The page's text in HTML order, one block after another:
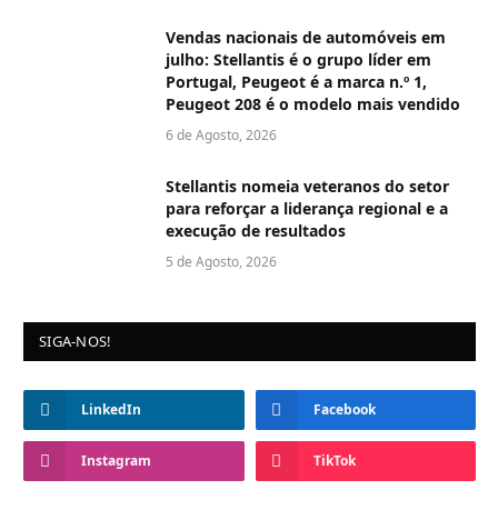
Vendas nacionais de automóveis em
julho: Stellantis é o grupo líder em
Portugal, Peugeot é a marca n.º 1,
Peugeot 208 é o modelo mais vendido
6 de Agosto, 2026
Stellantis nomeia veteranos do setor
para reforçar a liderança regional e a
execução de resultados
5 de Agosto, 2026
SIGA-NOS!
LinkedIn Facebook
Instagram TikTok